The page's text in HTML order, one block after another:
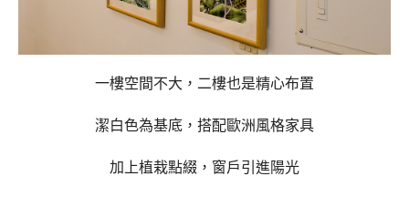
一樓空間不大，二樓也是精心布置
潔白色為基底，搭配歐洲風格家具
加上植栽點綴，窗戶引進陽光